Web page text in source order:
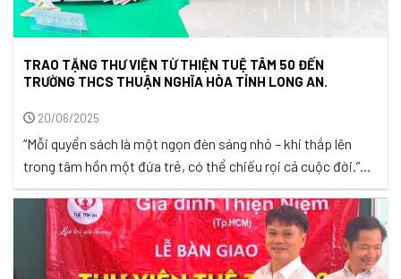
TRAO TẶNG THƯ VIỆN TỪ THIỆN TUỆ TÂM 50 ĐẾN
TRƯỜNG THCS THUẬN NGHĨA HÒA TỈNH LONG AN.
20/06/2025
“Mỗi quyển sách là một ngọn đèn sáng nhỏ – khi thắp lên
trong tâm hồn một đứa trẻ, có thể chiếu rọi cả cuộc đời.”
Ánh sáng là khởi đầu của mọi nhận thức, tri thức là ánh đuốc
soi đường cho tâm hồn con người. Cũng như ánh sáng xua
tan màn đêm, ...